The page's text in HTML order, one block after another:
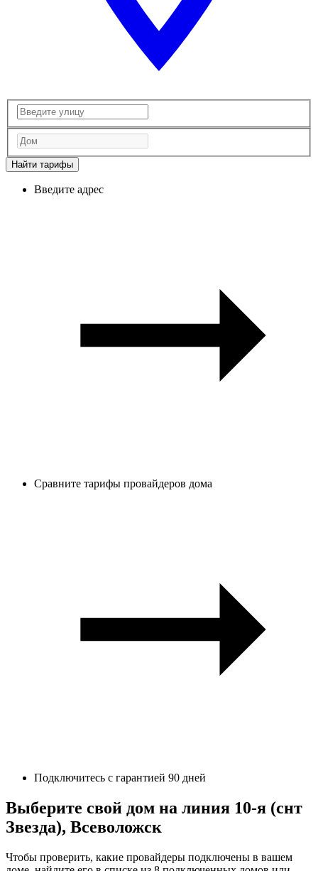
Найти тарифы
Введите адрес
Сравните тарифы провайдеров дома
Подключитесь с гарантией 90 дней
Выберите свой дом на линия 10-я (снт
Звезда), Всеволожск
Чтобы проверить, какие провайдеры подключены в вашем